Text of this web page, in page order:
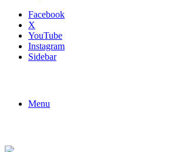
Facebook
X
YouTube
Instagram
Sidebar
Menu